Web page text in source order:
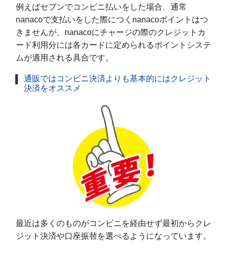
例えばセブンでコンビニ払いをした場合、通常
nanacoで支払いをした際につくnanacoポイントはつ
きませんが、nanacoにチャージの際のクレジットカ
ード利用分には各カードに定められるポイントシステ
ムが適用される具合です。
通販ではコンビニ決済よりも基本的にはクレジット
決済をオススメ
最近は多くのものがコンビニを経由せず最初からクレ
ジット決済や口座振替を選べるようになっています。